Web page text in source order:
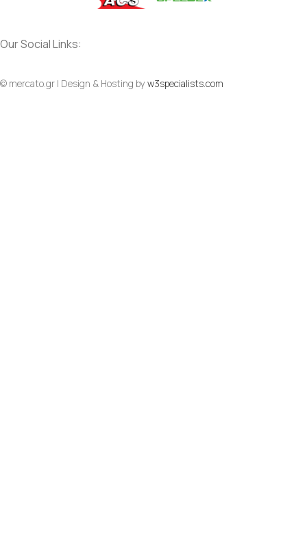
Our Social Links:
© mercato.gr | Design & Hosting by w3specialists.com